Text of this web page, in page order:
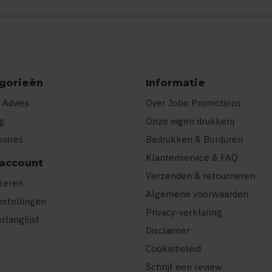
Informatie
Over Jobo Promotions
Onze eigen drukkerij
Bedrukken & Borduren
Klantenservice & FAQ
Verzenden & retourneren
Algemene voorwaarden
Privacy-verklaring
Disclaimer
Cookiebeleid
Schrijf een review